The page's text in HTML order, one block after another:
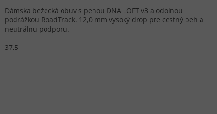
Dámska bežecká obuv s penou DNA LOFT v3 a odolnou
podrážkou RoadTrack. 12,0 mm vysoký drop pre cestný beh a
neutrálnu podporu.
37,5